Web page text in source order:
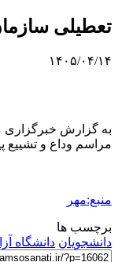
تعطیلی
۱۴۰۵/۰۴/۱۴
به گزارش خبرگزاری
مراسم وداع و تشییع
منبع:مهر
برچسب ها
دانشجویان دانشگاه